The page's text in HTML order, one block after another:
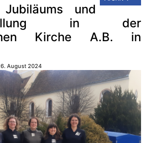
und
in der
Kirche A.B. in
August 2024